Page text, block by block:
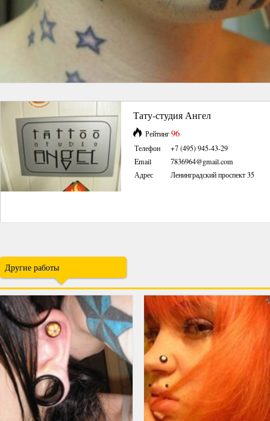
Тату-студия Ангел
Рейтинг96
Телефон
+7 (495) 945-43-29
Email
7836964@gmail.com
Адрес
Ленинградский проспект 35
Другие работы